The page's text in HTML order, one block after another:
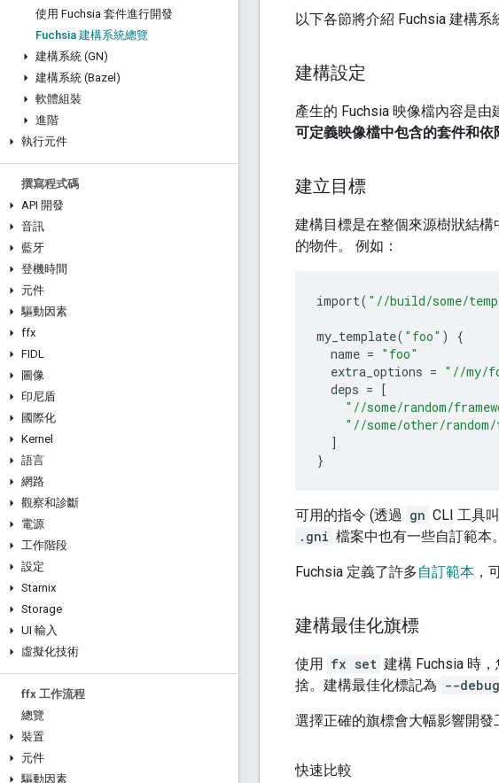
使用 Fuchsia 套件進行開發
Fuchsia 建構系統總覽
建構系統 (GN)
建構系統 (Bazel)
軟體組裝
進階
執行元件
撰寫程式碼
API 開發
音訊
藍牙
登機時間
元件
驅動因素
ffx
FIDL
圖像
印尼盾
國際化
Kernel
語言
網路
觀察和診斷
電源
工作階段
設定
Starnix
Storage
UI 輸入
虛擬化技術
ffx 工作流程
總覽
裝置
元件
驅動因素
以下各節將介紹 Fuchsia 建構系
建構設定
產生的 Fuchsia 映像檔內容是由
可定義映像檔中包含的套件和依
建立目標
建構目標是在整個來源樹狀結構
的物件。 例如：
import( "//build/some/
my_template( "foo" )
{
name = "foo"
extra_options = "//my/
deps = [
"//some/random/
"//some/other/random/
]
}
可用的指令 (透過 gn CLI 工具
.gni 檔案中也有一些自訂範本。
Fuchsia 定義了許多自訂範本 ，
建構最佳化旗標
使用 fx set 建構 Fuchsia 時
捨。建構最佳化標記為 --debug
選擇正確的旗標會大幅影響開發
快速比較